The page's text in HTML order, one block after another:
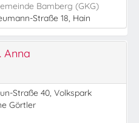
Bamberg (GKG)
Straße 18, Hain
Anna
Straße 40, Volkspark
Görtler